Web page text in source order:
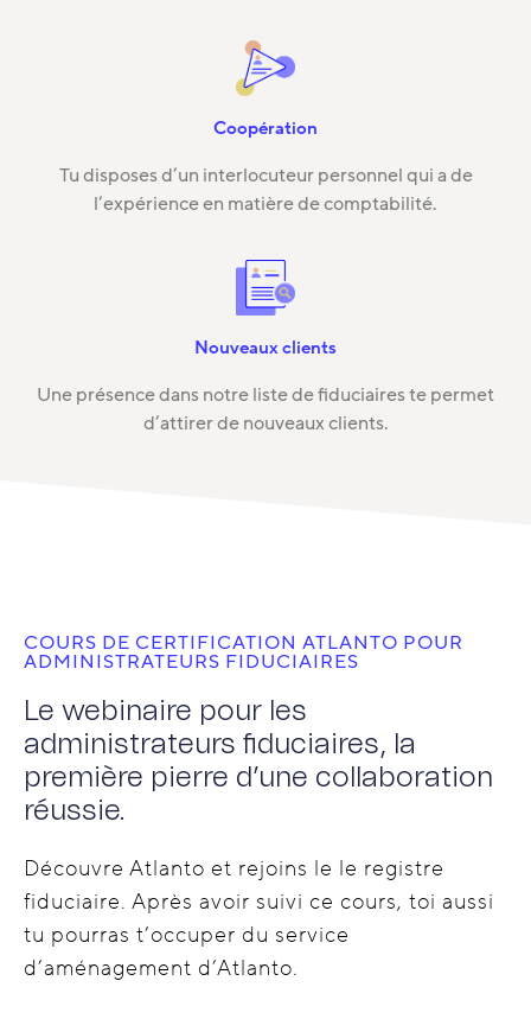
Coopération
Tu disposes d’un interlocuteur personnel qui a de
l’expérience en matière de comptabilité.
Nouveaux clients
Une présence dans notre liste de fiduciaires te permet
d’attirer de nouveaux clients.
COURS DE CERTIFICATION ATLANTO POUR
ADMINISTRATEURS FIDUCIAIRES
Le webinaire pour les
administrateurs fiduciaires, la
première pierre d’une collaboration
réussie.
Découvre Atlanto et rejoins le le registre
fiduciaire. Après avoir suivi ce cours, toi aussi
tu pourras t’occuper du service
d’aménagement d’Atlanto.